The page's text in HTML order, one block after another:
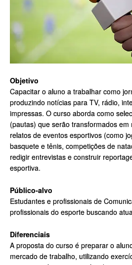
Objetivo
Capacitar o aluno a trabalhar como
produzindo notícias para TV, rádio,
impressas. O curso aborda como
(pautas) que serão transformados
relatos de eventos esportivos (como
basquete e tênis, competições de
redigir entrevistas e construir
esportiva.
Público-alvo
Estudantes e profissionais de
profissionais do esporte buscando
Diferenciais
A proposta do curso é preparar o
mercado de trabalho, utilizando